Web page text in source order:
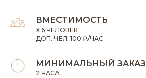
ВМЕСТИМОСТЬ
X 6 ЧЕЛОВЕК
ДОП. ЧЕЛ: 100 ₽/ЧАС
МИНИМАЛЬНЫЙ ЗАКАЗ
2 ЧАСА